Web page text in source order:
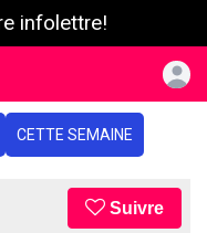
infolettre!
CETTE SEMAINE
Suivre